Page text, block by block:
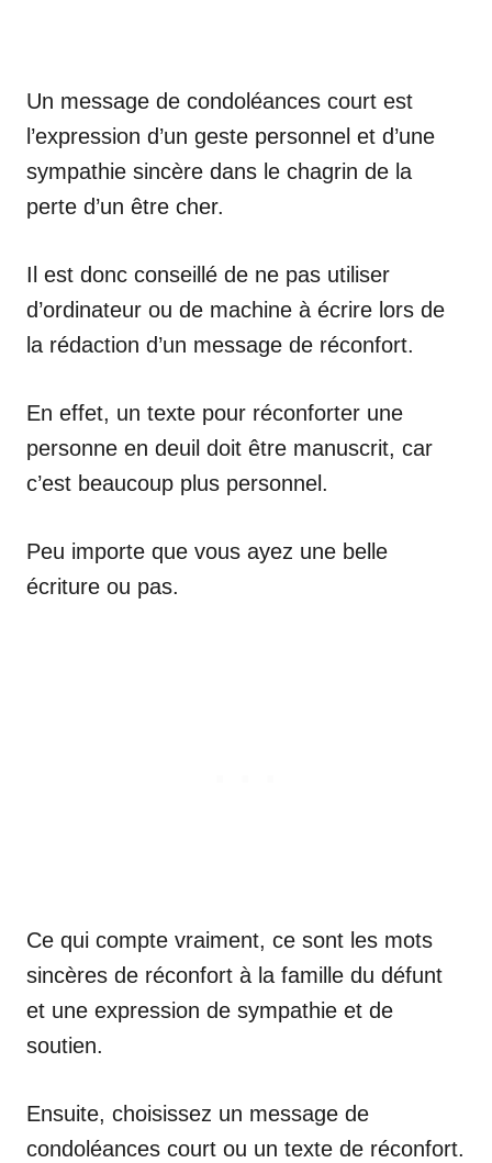
Un message de condoléances court est
l’expression d’un geste personnel et d’une
sympathie sincère dans le chagrin de la
perte d’un être cher.
Il est donc conseillé de ne pas utiliser
d’ordinateur ou de machine à écrire lors de
la rédaction d’un message de réconfort.
En effet, un texte pour réconforter une
personne en deuil doit être manuscrit, car
c’est beaucoup plus personnel.
Peu importe que vous ayez une belle
écriture ou pas.
Ce qui compte vraiment, ce sont les mots
sincères de réconfort à la famille du défunt
et une expression de sympathie et de
soutien.
Ensuite, choisissez un message de
condoléances court ou un texte de réconfort.